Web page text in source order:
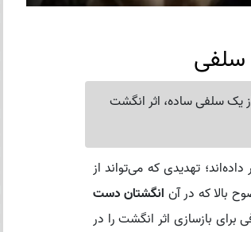
سلفی
سلفی ساده، اثر انگشت
تهدیدی که می‌تواند از
بالا که در آن انگشتان دست
برای بازسازی اثر انگشت را در